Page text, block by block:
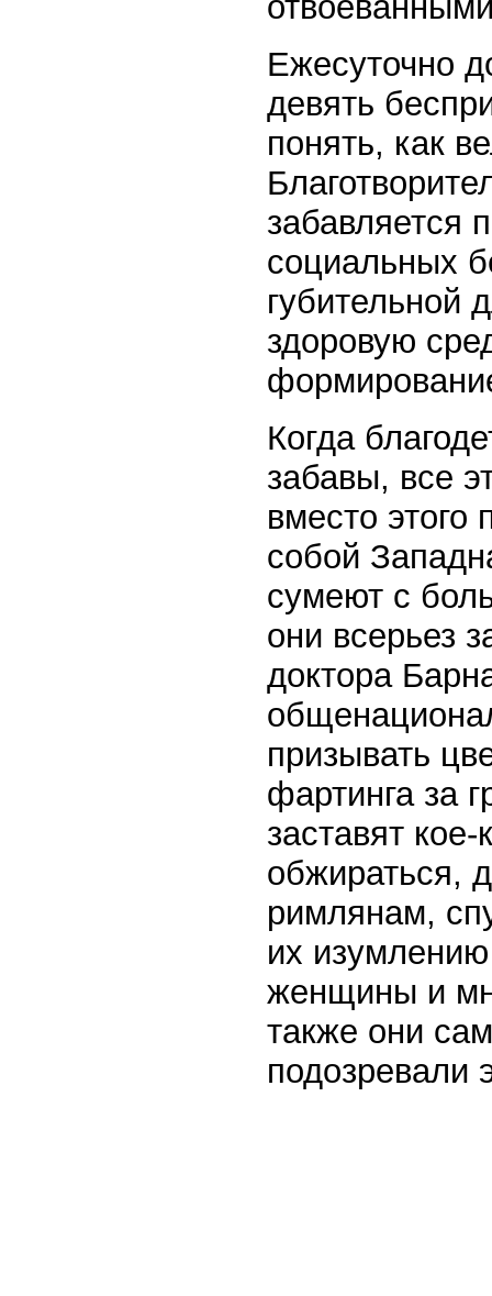
Ежесуточно
девять
понять, как
забавляется
социальных
губительной
здоровую
Когда
забавы, все
вместо этого
собой
сумеют с
они всерьез
доктора
призывать
фартинга за
заставят
обжираться,
римлянам,
их
женщины и
также они
подозревали